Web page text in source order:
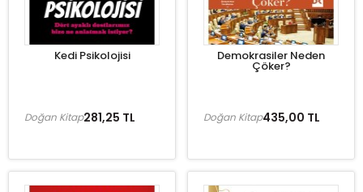
Kedi Psikolojisi
281,25 TL
Doğan Kitap
Demokrasiler Neden
Çöker?
435,00 TL
Doğan Kitap